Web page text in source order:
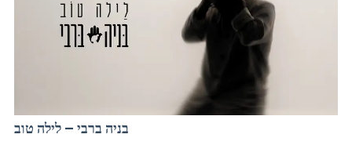
בניה ברבי – לילה טוב